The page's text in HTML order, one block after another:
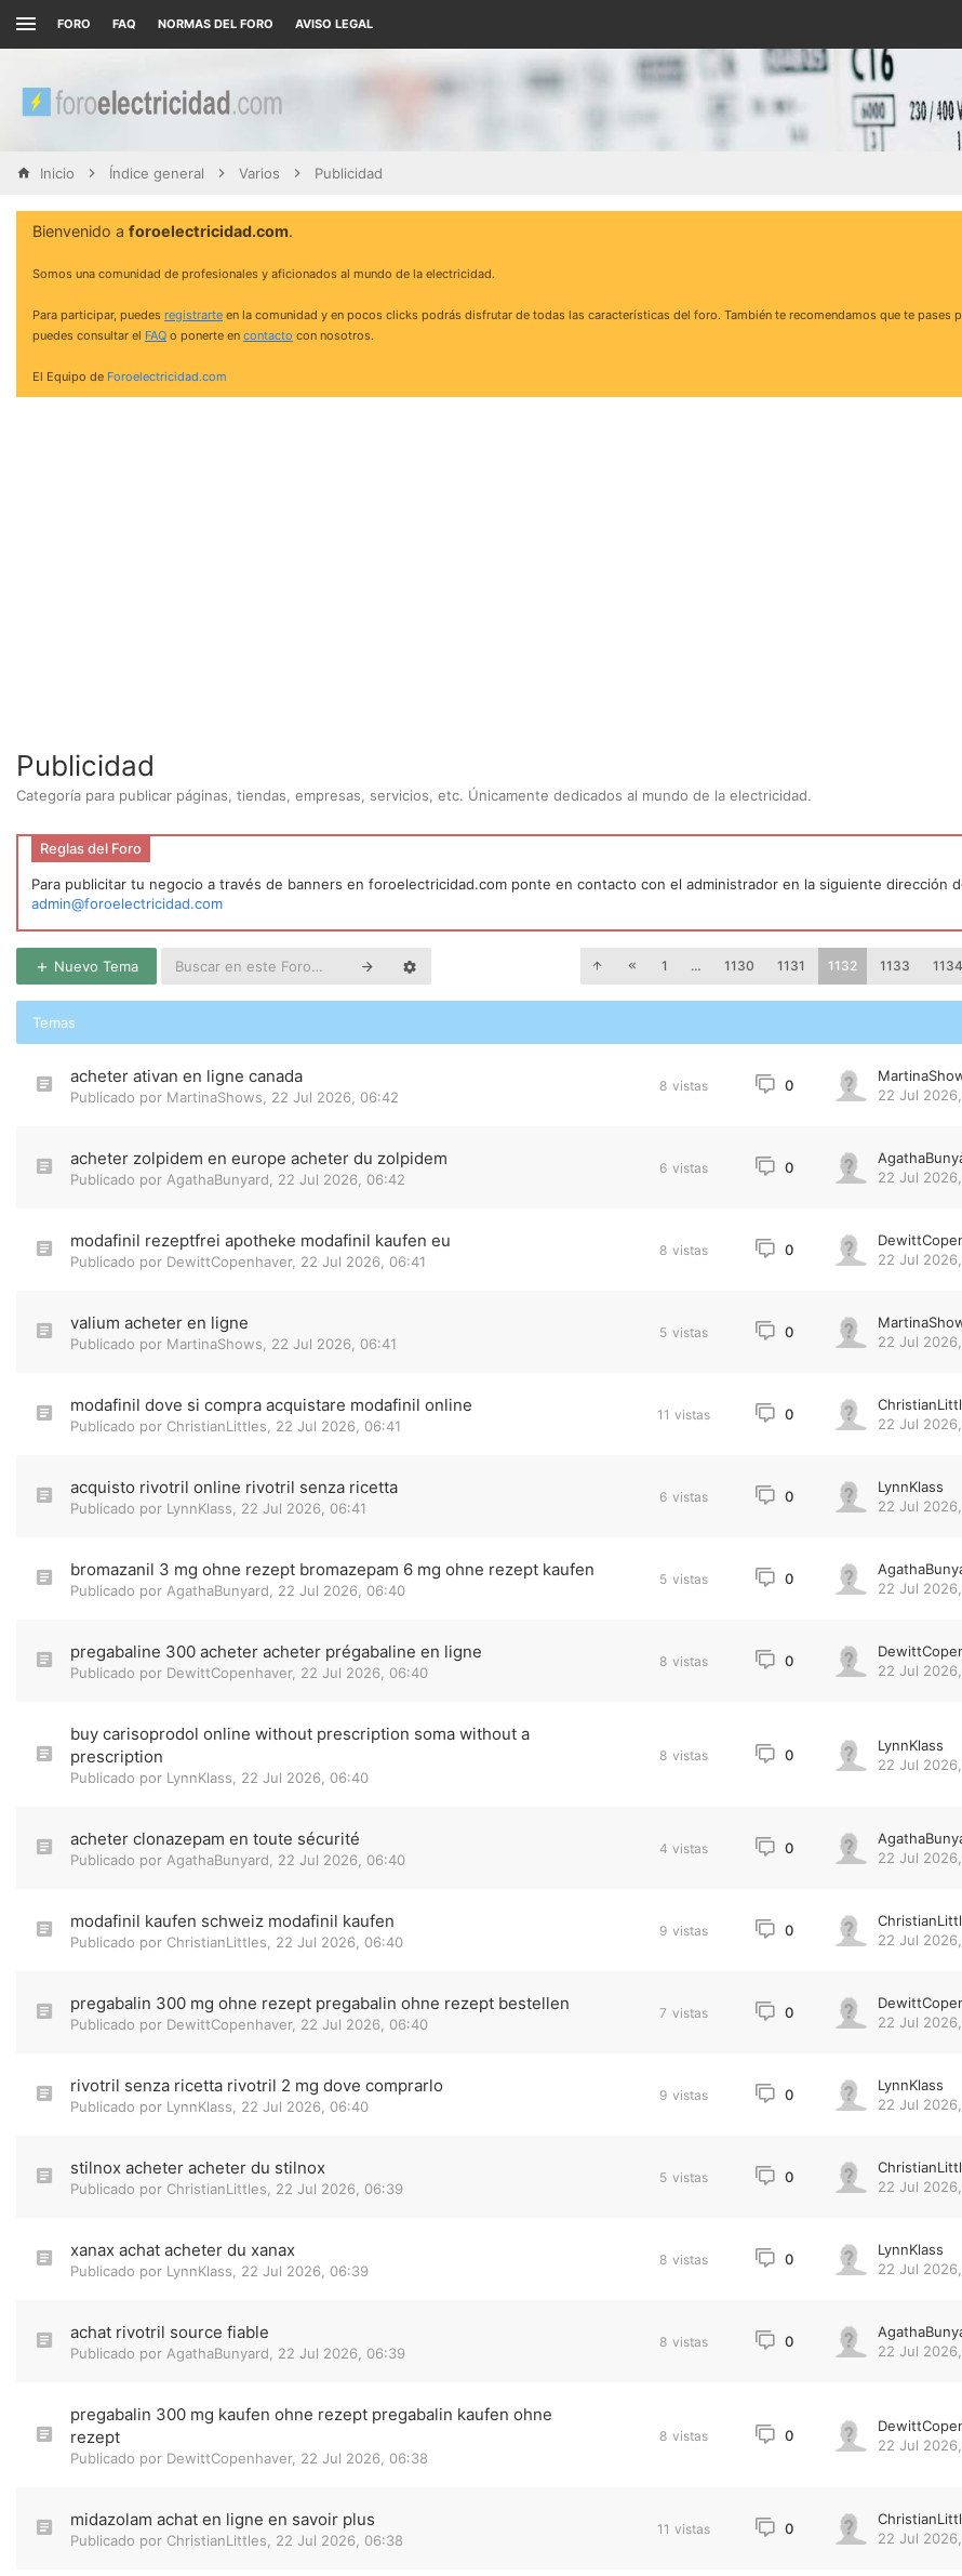
FORO FAQ NORMAS DEL FORO AVISO LEGAL
Inicio Índice general Varios Publicidad
Bienvenido a foroelectricidad.com.
Somos una comunidad de profesionales y aficionados al mundo de la electricidad.
Para participar, puedes registrarte en la comunidad y en pocos clicks podrás disfrutar de todas las características del foro. También te recomendamos que te pases
puedes consultar el FAQ o ponerte en contacto con nosotros.
El Equipo de Foroelectricidad.com
Publicidad
Categoría para publicar páginas, tiendas, empresas, servicios, etc. Únicamente dedicados al mundo de la electricidad.
Reglas del Foro
Para publicitar tu negocio a través de banners en foroelectricidad.com ponte en contacto con el administrador en la siguiente dirección
admin@foroelectricidad.com
Nuevo Tema 1 … 1130 1131 1132 1133 1134
Temas
acheter ativan en ligne canada
Publicado por MartinaShows 22 Jul 2026, 06:42
8 vistas 0
22 Jul
acheter zolpidem en europe acheter du zolpidem
Publicado por AgathaBunyard 22 Jul 2026, 06:42
6 vistas 0
22 Jul
modafinil rezeptfrei apotheke modafinil kaufen eu
Publicado por DewittCopenhaver, 22 Jul 2026, 06:41
8 vistas 0
22 Jul
valium acheter en ligne
Publicado por MartinaShows 22 Jul 2026, 06:41
5 vistas 0
22 Jul
modafinil dove si compra acquistare modafinil online
Publicado por ChristianLittles 22 Jul 2026, 06:41
11 vistas 0
22 Jul
acquisto rivotril online rivotril senza ricetta
Publicado por LynnKlass 22 Jul 2026, 06:41
6 vistas 0
LynnKlass
22 Jul
bromazanil 3 mg ohne rezept bromazepam 6 mg ohne rezept kaufen
Publicado por AgathaBunyard 22 Jul 2026, 06:40
5 vistas 0
22 Jul
pregabaline 300 acheter acheter prégabaline en ligne
Publicado por DewittCopenhaver, 22 Jul 2026, 06:40
8 vistas 0
22 Jul
buy carisoprodol online without prescription soma without a
prescription
Publicado por LynnKlass 22 Jul 2026, 06:40
8 vistas 0
LynnKlass
22 Jul
acheter clonazepam en toute sécurité
Publicado por AgathaBunyard 22 Jul 2026, 06:40
4 vistas 0
22 Jul
modafinil kaufen schweiz modafinil kaufen
Publicado por ChristianLittles 22 Jul 2026, 06:40
9 vistas 0
22 Jul
pregabalin 300 mg ohne rezept pregabalin ohne rezept bestellen
Publicado por DewittCopenhaver, 22 Jul 2026, 06:40
7 vistas 0
22 Jul
rivotril senza ricetta rivotril 2 mg dove comprarlo
Publicado por LynnKlass 22 Jul 2026, 06:40
9 vistas 0
LynnKlass
22 Jul
stilnox acheter acheter du stilnox
Publicado por ChristianLittles 22 Jul 2026, 06:39
5 vistas 0
22 Jul
xanax achat acheter du xanax
Publicado por LynnKlass 22 Jul 2026, 06:39
8 vistas 0
LynnKlass
22 Jul
achat rivotril source fiable
Publicado por AgathaBunyard 22 Jul 2026, 06:39
8 vistas 0
22 Jul
pregabalin 300 mg kaufen ohne rezept pregabalin kaufen ohne
rezept
Publicado por DewittCopenhaver, 22 Jul 2026, 06:38
8 vistas 0
22 Jul
midazolam achat en ligne en savoir plus
Publicado por ChristianLittles 22 Jul 2026, 06:38
11 vistas 0
22 Jul